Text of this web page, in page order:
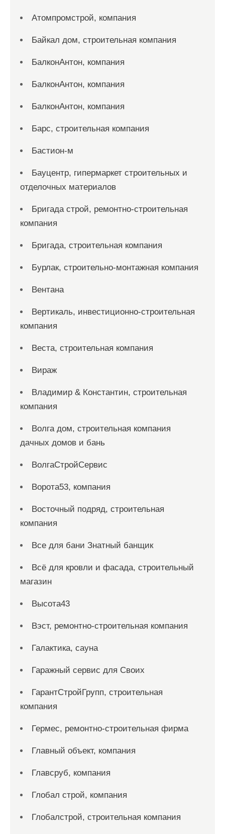
Атомпромстрой, компания
Байкал дом, строительная компания
БалконАнтон, компания
БалконАнтон, компания
БалконАнтон, компания
Барс, строительная компания
Бастион-м
Бауцентр, гипермаркет строительных и
отделочных материалов
Бригада строй, ремонтно-строительная
компания
Бригада, строительная компания
Бурлак, строительно-монтажная компания
Вентана
Вертикаль, инвестиционно-строительная
компания
Веста, строительная компания
Вираж
Владимир & Константин, строительная
компания
Волга дом, строительная компания
дачных домов и бань
ВолгаСтройСервис
Ворота53, компания
Восточный подряд, строительная
компания
Все для бани Знатный банщик
Всё для кровли и фасада, строительный
магазин
Высота43
Вэст, ремонтно-строительная компания
Галактика, сауна
Гаражный сервис для Своих
ГарантСтройГрупп, строительная
компания
Гермес, ремонтно-строительная фирма
Главный объект, компания
Главсруб, компания
Глобал строй, компания
Глобалстрой, строительная компания